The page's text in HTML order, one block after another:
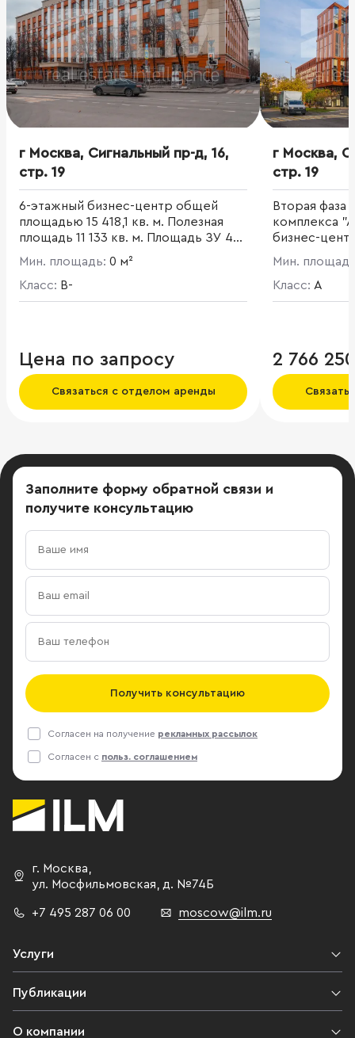
г Москва, Сигнальный пр-д, 16,
стр. 19
6-этажный бизнес-центр общей
площадью 15 418,1 кв. м. Полезная
площадь 11 133 кв. м. Площадь ЗУ 4
864 кв.м. Договор аренды ЗУ до
2056 г. Наземная парковка на 100 м/
м. Мощность 2000 кВт.
Мин. площадь: 0 м²
Класс: B-
Цена по запросу
Связаться с отделом аренды
г Москва,
стр. 19
Вторая фаза
комплекса
бизнес-центр. Общая
480 кв. м.
050 кв. м. На
комплекса
рецепции,
столовая
отдельные
помещения.
Мин.
Класс: A
2 766
Заполните форму обратной связи и
получите консультацию
Получить консультацию
Согласен на получение рекламных рассылок
Согласен с польз. соглашением
г. Москва,
ул. Мосфильмовская, д. №74Б
+7 495 287 06 00 moscow@ilm.ru
Услуги
Публикации
О компании